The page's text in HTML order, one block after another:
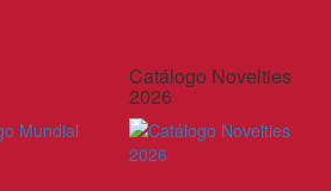
Catálogo Novelties
2026